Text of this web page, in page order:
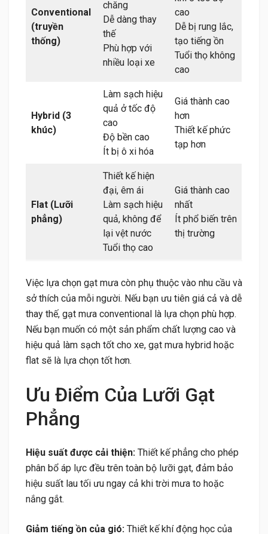
Conventional
(truyền
thống)
chăng
Dễ dàng thay
thế
Phù hợp với
nhiều loại xe
cao
Dễ bị rung lắc,
tạo tiếng ồn
Tuổi thọ không
cao
Hybrid (3
khúc)
Làm sạch hiệu
quả ở tốc độ
cao
Độ bền cao
Ít bị ô xi hóa
Giá thành cao
hơn
Thiết kế phức
tạp hơn
Flat (Lưỡi
phẳng)
Thiết kế hiện
đại, êm ái
Làm sạch hiệu
quả, không để
lại vệt nước
Tuổi thọ cao
Giá thành cao
nhất
Ít phổ biến trên
thị trường
Việc lựa chọn gạt mưa còn phụ thuộc vào nhu cầu và
sở thích của mỗi người. Nếu bạn ưu tiên giá cả và dễ
thay thế, gạt mưa conventional là lựa chọn phù hợp.
Nếu bạn muốn có một sản phẩm chất lượng cao và
hiệu quả làm sạch tốt cho xe, gạt mưa hybrid hoặc
flat sẽ là lựa chọn tốt hơn.
Ưu Điểm Của Lưỡi Gạt
Phẳng
Hiệu suất được cải thiện: Thiết kế phẳng cho phép
phân bổ áp lực đều trên toàn bộ lưỡi gạt, đảm bảo
hiệu suất lau tối ưu ngay cả khi trời mưa to hoặc
nắng gắt.
Giảm tiếng ồn của gió: Thiết kế khí động học của